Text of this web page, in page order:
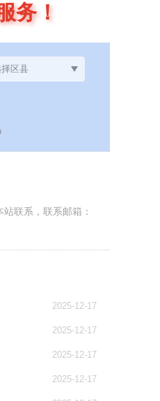
务！
联系，联系邮箱：
2025-12-17
2025-12-17
2025-12-17
2025-12-17